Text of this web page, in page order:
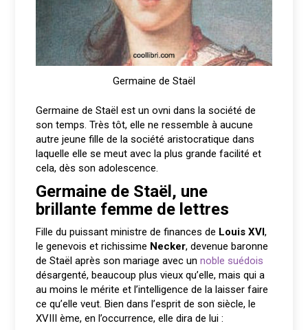
Germaine de Staël
Germaine de Staël est un ovni dans la société de
son temps. Très tôt, elle ne ressemble à aucune
autre jeune fille de la société aristocratique dans
laquelle elle se meut avec la plus grande facilité et
cela, dès son adolescence.
Germaine de Staël, une
brillante femme de lettres
Fille du puissant ministre de finances de Louis XVI,
le genevois et richissime Necker, devenue baronne
de Staël après son mariage avec unnoble suédois
désargenté, beaucoup plus vieux qu’elle, mais qui a
au moins le mérite et l’intelligence de la laisser faire
ce qu’elle veut. Bien dans l’esprit de son siècle, le
XVIII ème, en l’occurrence, elle dira de lui :